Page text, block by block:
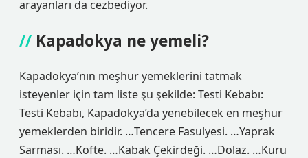
arayanları da cezbediyor.
Kapadokya ne yemeli?
Kapadokya’nın meşhur yemeklerini tatmak
isteyenler için tam liste şu şekilde: Testi Kebabı:
Testi Kebabı, Kapadokya’da yenebilecek en meşhur
yemeklerden biridir. …Tencere Fasulyesi. …Yaprak
Sarması. …Köfte. …Kabak Çekirdeği. …Dolaz. …Kuru